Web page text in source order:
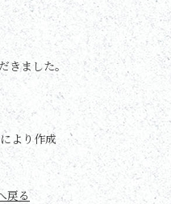
きました。
より作成
戻る